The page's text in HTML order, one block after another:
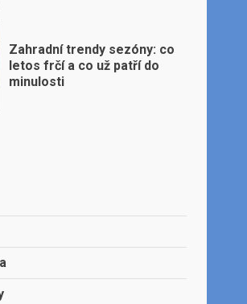
Zahradní trendy sezóny: co
letos frčí a co už patří do
minulosti